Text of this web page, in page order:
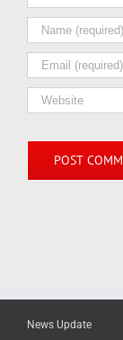
News Update